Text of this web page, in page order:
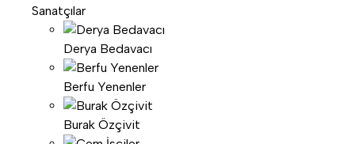
Sanatçılar
Derya Bedavacı
Berfu Yenenler
Burak Özçivit